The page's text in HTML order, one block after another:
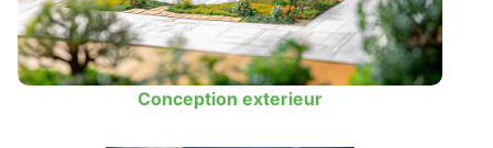
Conception exterieur